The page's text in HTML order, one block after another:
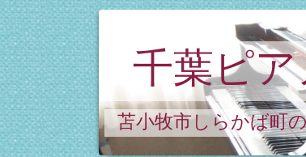
千葉ピ
苫小牧市しらかば町